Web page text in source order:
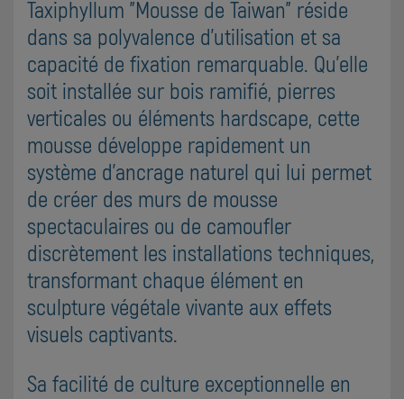
Taxiphyllum "Mousse de Taiwan" réside
dans sa polyvalence d'utilisation et sa
capacité de fixation remarquable. Qu'elle
soit installée sur bois ramifié, pierres
verticales ou éléments hardscape, cette
mousse développe rapidement un
système d'ancrage naturel qui lui permet
de créer des murs de mousse
spectaculaires ou de camoufler
discrètement les installations techniques,
transformant chaque élément en
sculpture végétale vivante aux effets
visuels captivants.
Sa facilité de culture exceptionnelle en